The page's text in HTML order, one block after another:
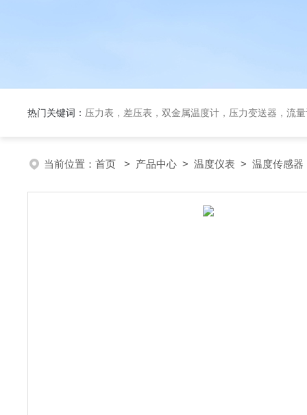
热门关键词： 压力表，差压表，双金属温度计，压力变送器，流
当前位置： 首页 > 产品中心 > 温度仪表 > 温度传感器